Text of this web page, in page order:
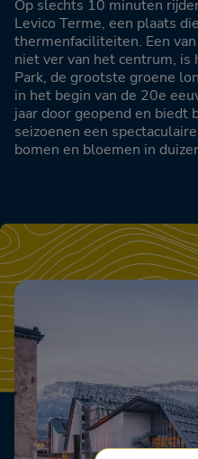
Op slechts 10 minuten
Levico Terme, een plaats
thermenfaciliteiten. Een
niet ver van het centrum, is
Park, de grootste groene
in het begin van de 20e
jaar door geopend en biedt
seizoenen een
bomen en bloemen in